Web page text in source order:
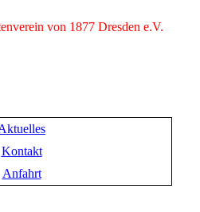
von 1877 Dresden e.V.
Kontakt
Anfahrt